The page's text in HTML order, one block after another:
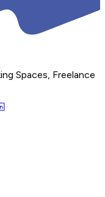
Spaces, Freelance